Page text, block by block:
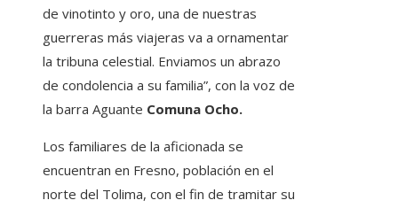
de vinotinto y oro, una de nuestras
guerreras más viajeras va a ornamentar
la tribuna celestial. Enviamos un abrazo
de condolencia a su familia”, con la voz de
la barra Aguante Comuna Ocho.
Los familiares de la aficionada se
encuentran en Fresno, población en el
norte del Tolima, con el fin de tramitar su